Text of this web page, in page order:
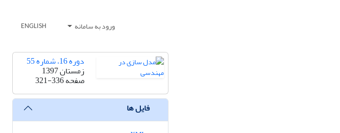
ورود به سامانه ENGLISH
دوره 16، شماره 55
زمستان 1397
صفحه321-336
فایل ها